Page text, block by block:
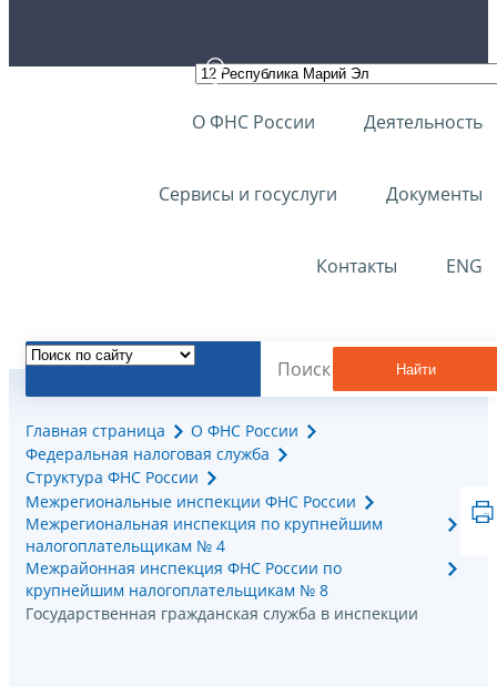
О ФНС России Деятельность
Сервисы и госуслуги Документы
Контакты ENG
Найти
Главная страница
О ФНС России
Федеральная налоговая служба
Структура ФНС России
Межрегиональные инспекции ФНС России
Межрегиональная инспекция по крупнейшим
налогоплательщикам № 4
Межрайонная инспекция ФНС России по
крупнейшим налогоплательщикам № 8
Государственная гражданская служба в инспекции